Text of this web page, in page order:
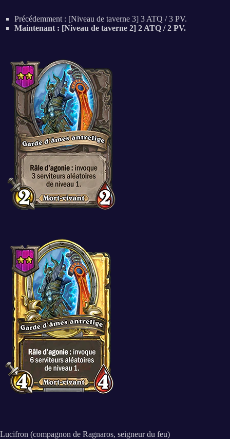
Précédemment : [Niveau de taverne 3] 3 ATQ / 3 PV.
Maintenant : [Niveau de taverne 2] 2 ATQ / 2 PV.
Lucifron (compagnon de Ragnaros, seigneur du feu)